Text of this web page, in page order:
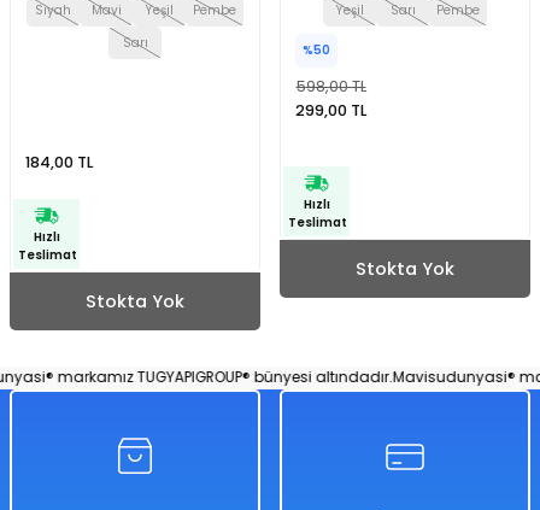
Siyah Mavi Yeşil
Pembe
Sarı
184,00 TL
Hızlı
Teslimat
Stokta Yok
Yeşil Sarı Pembe
%50
598,00 TL
299,00 TL
Hızlı
Teslimat
Stokta Yok
markamız TUGYAPIGROUP® bünyesi altındadır.Mavisudunyasi®